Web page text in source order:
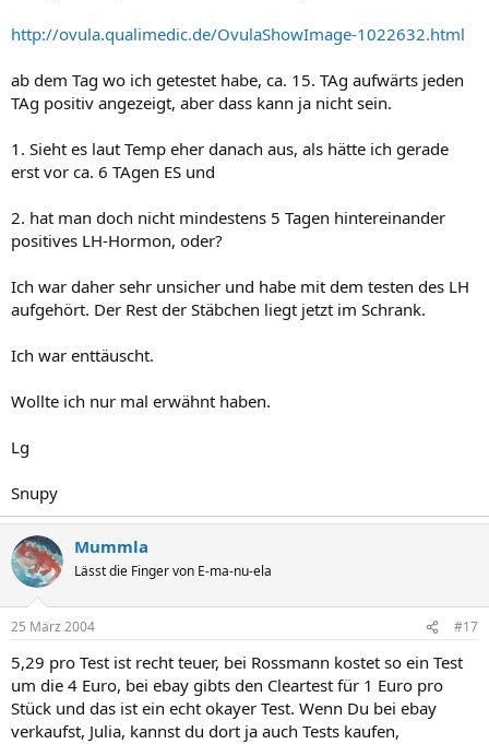
http://ovula.qualimedic.de/OvulaShowImage-1022632.html
ab dem Tag wo ich getestet habe, ca. 15. TAg aufwärts jeden
TAg positiv angezeigt, aber dass kann ja nicht sein.
1. Sieht es laut Temp eher danach aus, als hätte ich gerade
erst vor ca. 6 TAgen ES und
2. hat man doch nicht mindestens 5 Tagen hintereinander
positives LH-Hormon, oder?
Ich war daher sehr unsicher und habe mit dem testen des LH
aufgehört. Der Rest der Stäbchen liegt jetzt im Schrank.
Ich war enttäuscht.
Wollte ich nur mal erwähnt haben.
Lg
Snupy
Mummla
Lässt die Finger von E-ma-nu-ela
25 März 2004 #17
5,29 pro Test ist recht teuer, bei Rossmann kostet so ein Test
um die 4 Euro, bei ebay gibts den Cleartest für 1 Euro pro
Stück und das ist ein echt okayer Test. Wenn Du bei ebay
verkaufst, Julia, kannst du dort ja auch Tests kaufen,